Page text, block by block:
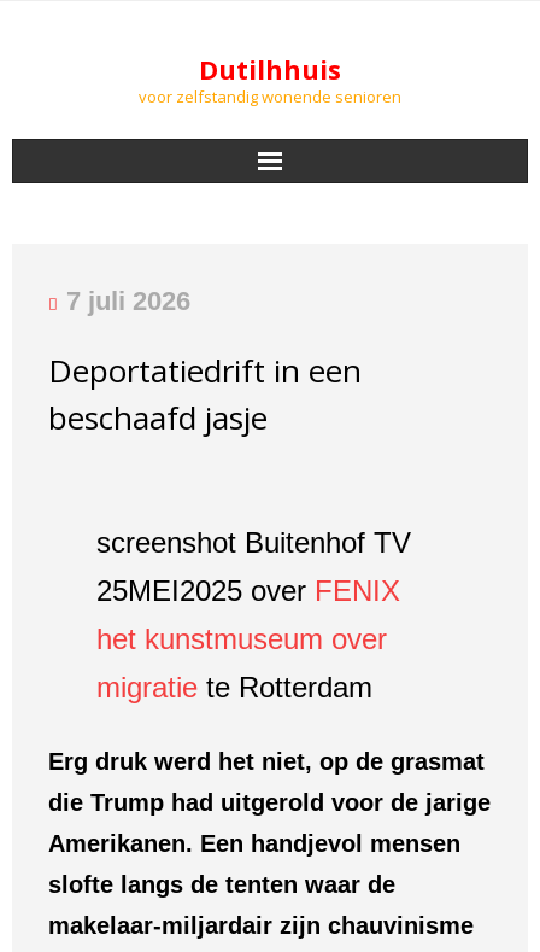
Dutilhhuis
voor zelfstandig wonende senioren
PODCASTS
7 juli 2026
Deportatiedrift in een
beschaafd jasje
screenshot Buitenhof TV
25MEI2025 over FENIX
het kunstmuseum over
migratie te Rotterdam
Erg druk werd het niet, op de grasmat
die Trump had uitgerold voor de jarige
Amerikanen. Een handjevol mensen
slofte langs de tenten waar de
makelaar-miljardair zijn chauvinisme